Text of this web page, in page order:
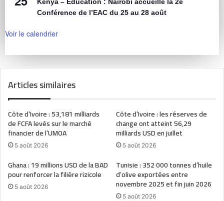
Conférence de l’EAC du 25 au 28 août
Voir le calendrier
Articles similaires
Côte d’Ivoire : 53,181 milliards
de FCFA levés sur le marché
financier de l’UMOA
5 août 2026
Côte d’Ivoire : les réserves de
change ont atteint 56,29
milliards USD en juillet
5 août 2026
Ghana : 19 millions USD de la BAD
pour renforcer la filière rizicole
5 août 2026
Tunisie : 352 000 tonnes d’huile
d’olive exportées entre
novembre 2025 et fin juin 2026
5 août 2026